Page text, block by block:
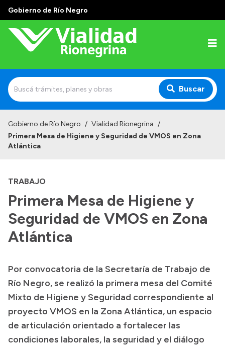
Gobierno de Río Negro
Buscar
Institucional
Autoridades
Delegaciones
Normativa
Historia Vial
Mi Vial
Recibos de sueldo
Correo oficial
Gobierno de Río Negro / Vialidad Rionegrina /
Primera Mesa de Higiene y Seguridad de VMOS en Zona
Atlántica
TRABAJO
Primera Mesa de Higiene y
Seguridad de VMOS en Zona
Atlántica
Por convocatoria de la Secretaría de Trabajo de
Río Negro, se realizó la primera mesa del Comité
Mixto de Higiene y Seguridad correspondiente al
proyecto VMOS en la Zona Atlántica, un espacio
de articulación orientado a fortalecer las
condiciones laborales, la seguridad y el diálogo